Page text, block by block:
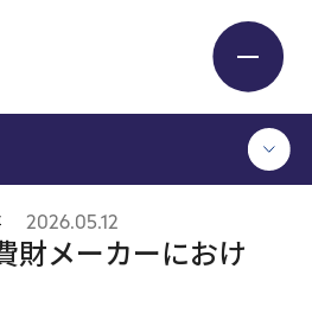
財メーカーにおけ
2026.05.12